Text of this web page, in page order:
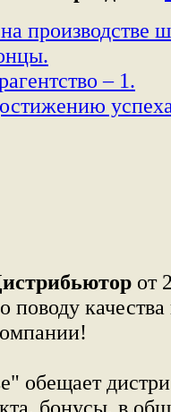
производстве
– 1.
от
поводу
обещает
бонусы, в